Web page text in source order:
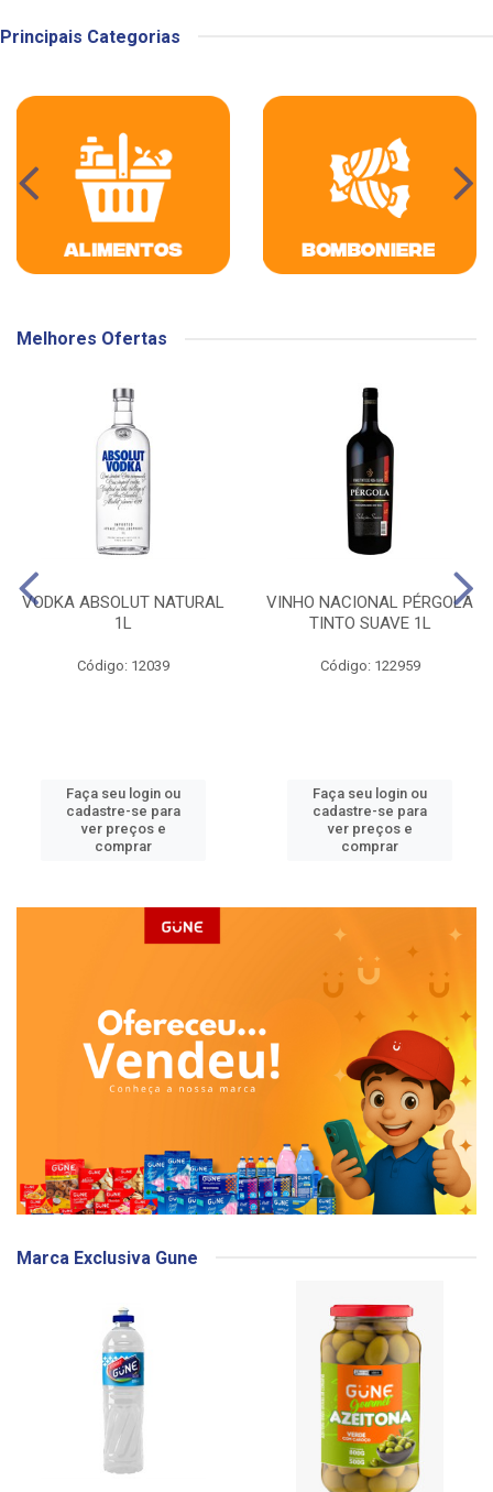
Principais Categorias
Melhores Ofertas
VODKA ABSOLUT NATURAL
1L
Código: 12039
Faça seu login ou
cadastre-se para
ver preços e
comprar
VINHO NACIONAL PÉRGOLA
TINTO SUAVE 1L
Código: 122959
Faça seu login ou
cadastre-se para
ver preços e
comprar
Marca Exclusiva Gune